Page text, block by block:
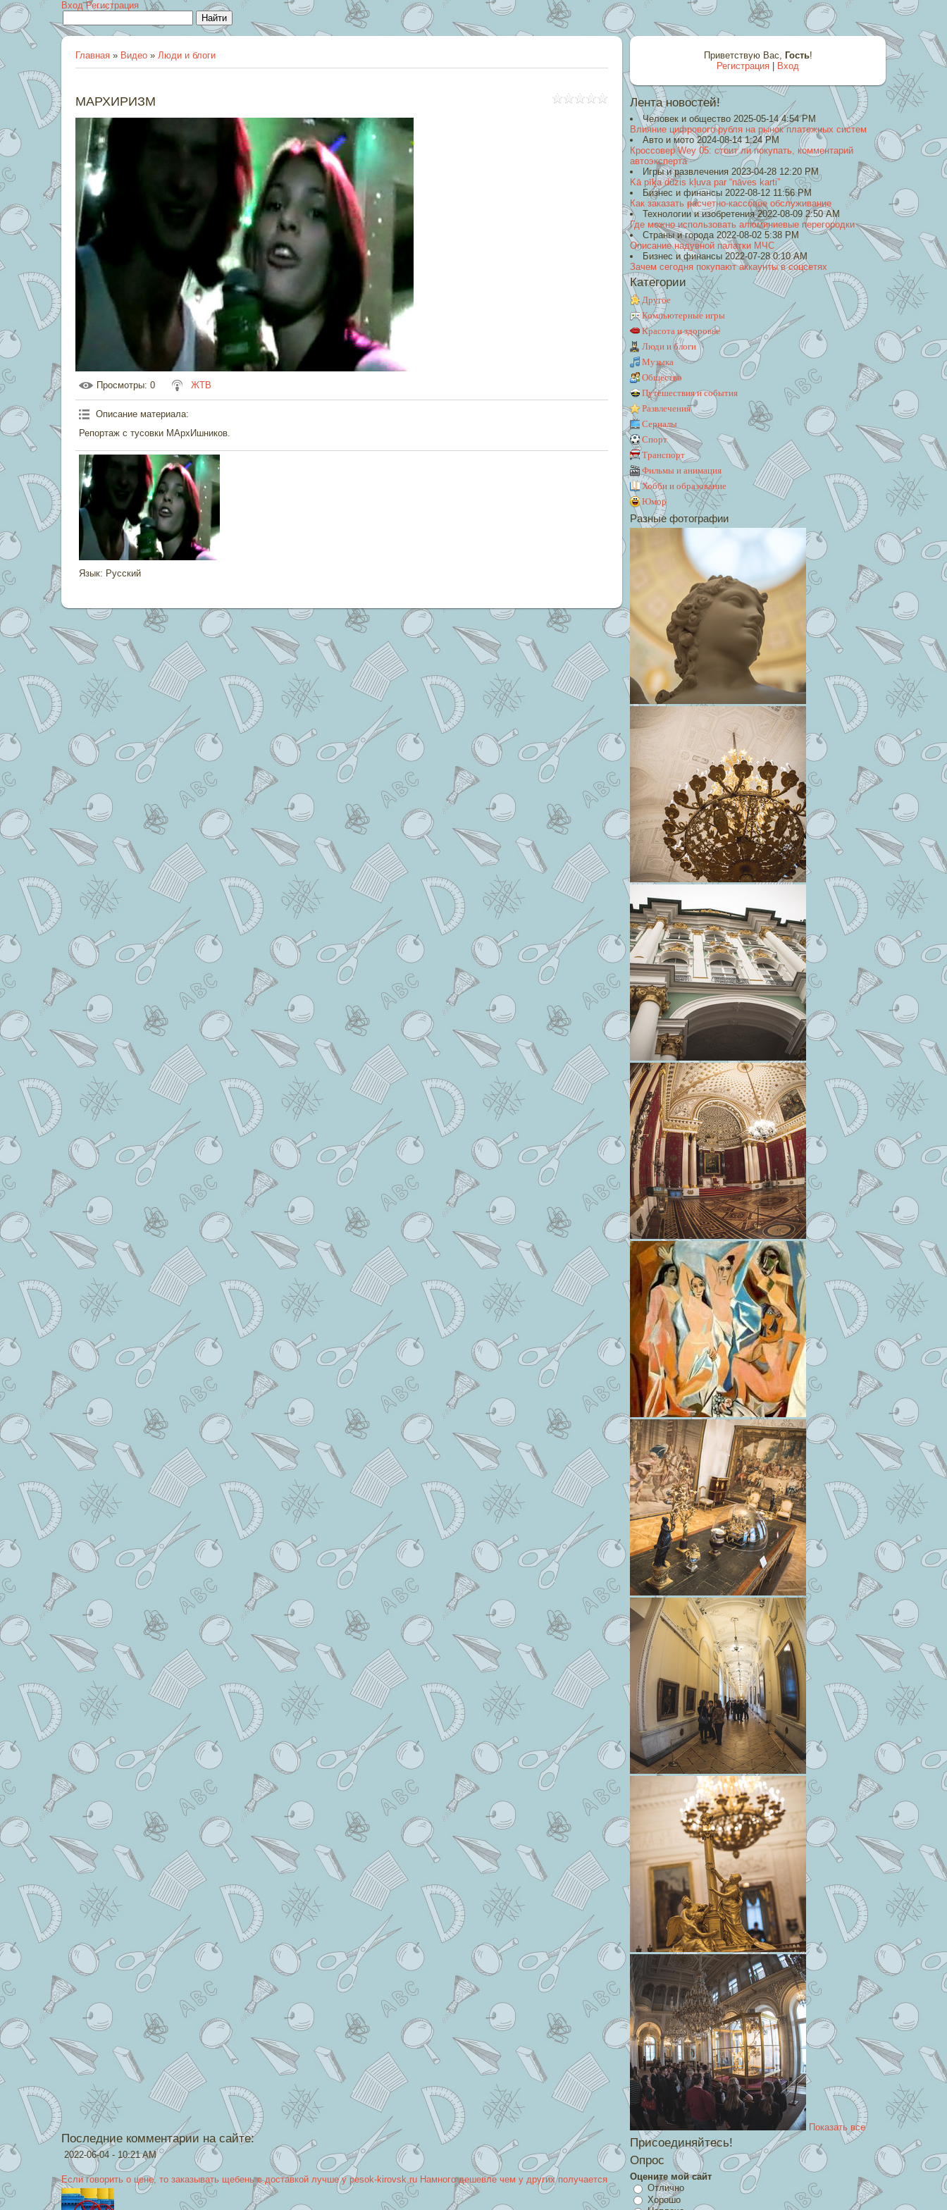
Вход Регистрация
Главная » Видео » Люди и блоги
МАРХИРИЗМ
Просмотры: 0 ЖТВ
Описание материала:
Репортаж с тусовки МАрхИшников.
Язык: Русский
Приветствую Вас, Гость!
Регистрация
Вход
Лента новостей!
Человек и общество 2025-05-14 4:54 PM
Влияние цифрового рубля на рынок платежных систем
Авто и мото 2024-08-14 1:24 PM
Кроссовер Wey 05: стоит ли покупать, комментарий
автоэксперта
Игры и развлечения 2023-04-28 12:20 PM
Kā pīķa dūzis kļuva par “nāves karti”
Бизнес и финансы 2022-08-12 11:56 PM
Как заказать расчетно-кассовое обслуживание
Технологии и изобретения 2022-08-09 2:50 AM
Где можно использовать алюминиевые перегородки
Страны и города 2022-08-02 5:38 PM
Описание надувной палатки МЧС
Бизнес и финансы 2022-07-28 0:10 AM
Зачем сегодня покупают аккаунты в соцсетях
Категории
Другое
Компьютерные игры
Красота и здоровье
Люди и блоги
Музыка
Общество
Путешествия и события
Развлечения
Сериалы
Спорт
Транспорт
Фильмы и анимация
Хобби и образование
Юмор
Разные фотографии
Показать все
Присоединяйтесь!
Опрос
Оцените мой сайт
Отлично
Хорошо
Последние комментарии на сайте:
2022-06-04 - 10:21 AM
Если говорить о цене, то заказывать щебень с доставкой лучше у pesok-kirovsk.ru Намного дешевле чем у других получается